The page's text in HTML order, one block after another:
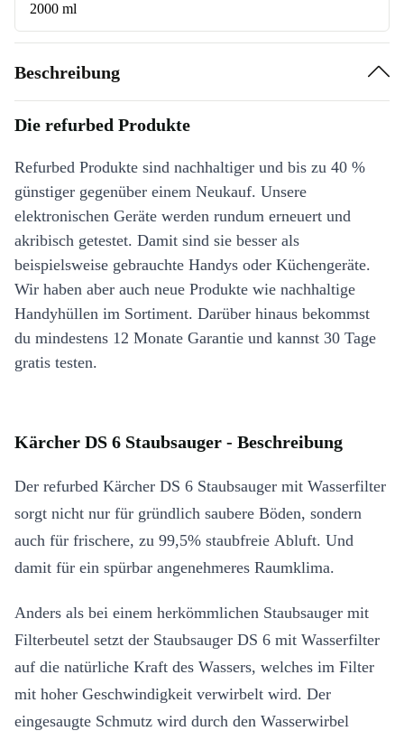
2000 ml
Beschreibung
Die refurbed Produkte
Refurbed Produkte sind nachhaltiger und bis zu 40 %
günstiger gegenüber einem Neukauf. Unsere
elektronischen Geräte werden rundum erneuert und
akribisch getestet. Damit sind sie besser als
beispielsweise gebrauchte Handys oder Küchengeräte.
Wir haben aber auch neue Produkte wie nachhaltige
Handyhüllen im Sortiment. Darüber hinaus bekommst
du mindestens 12 Monate Garantie und kannst 30 Tage
gratis testen.
Kärcher DS 6 Staubsauger - Beschreibung
Der refurbed Kärcher DS 6 Staubsauger mit Wasserfilter
sorgt nicht nur für gründlich saubere Böden, sondern
auch für frischere, zu 99,5% staubfreie Abluft. Und
damit für ein spürbar angenehmeres Raumklima.
Anders als bei einem herkömmlichen Staubsauger mit
Filterbeutel setzt der Staubsauger DS 6 mit Wasserfilter
auf die natürliche Kraft des Wassers, welches im Filter
mit hoher Geschwindigkeit verwirbelt wird. Der
eingesaugte Schmutz wird durch den Wasserwirbel